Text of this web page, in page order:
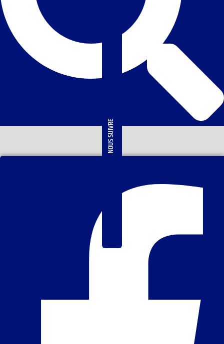
NOUS SUIVRE